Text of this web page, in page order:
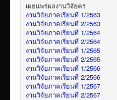
เผยแพร่ผลงานวิจัยคร
งานวิจัยภาคเรียนที่ 1/2563
งานวิจัยภาคเรียนที่ 2/2563
งานวิจัยภาคเรียนที่ 1/2564
งานวิจัยภาคเรียนที่ 2/2564
งานวิจัยภาคเรียนที่ 1/2565
งานวิจัยภาคเรียนที่ 2/2565
งานวิจัยภาคเรียนที่ 1/2566
งานวิจัยภาคเรียนที่ 2/2566
งานวิจัยภาคเรียนที่ 1/2567
งานวิจัยภาคเรียนที่ 2/2567